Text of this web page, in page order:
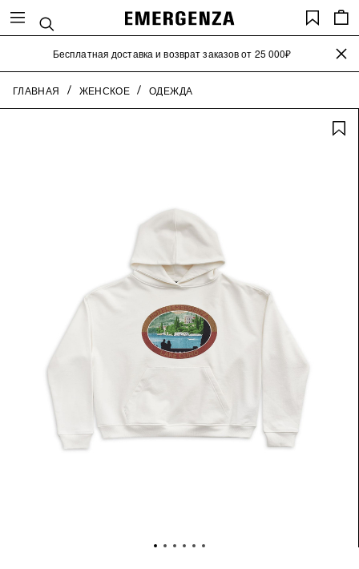
Search
Saved
Бесплатная доставка и возврат заказов от 25 000₽ close
ГЛАВНАЯ ЖЕНСКОЕ ОДЕЖДА